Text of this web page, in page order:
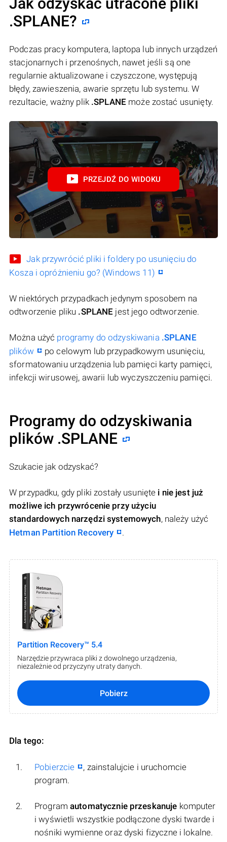
.SPLANE?
Podczas pracy komputera, laptopa lub innych urządzeń
stacjonarnych i przenośnych, nawet jeśli są one
regularnie aktualizowane i czyszczone, występują
błędy, zawieszenia, awarie sprzętu lub systemu. W
rezultacie, ważny plik .SPLANE może zostać usunięty.
PRZEJDŹ DO WIDOKU
Jak przywrócić pliki i foldery po usunięciu do
Kosza i opróżnieniu go? (Windows 11)
W niektórych przypadkach jedynym sposobem na
odtworzenie pliku .SPLANE jest jego odtworzenie.
Można użyć programy do odzyskiwania .SPLANE
plików
po celowym lub przypadkowym usunięciu,
sformatowaniu urządzenia lub pamięci karty pamięci,
infekcji wirusowej, awarii lub wyczyszczeniu pamięci.
Programy do odzyskiwania
plików .SPLANE
Szukacie jak odzyskać?
W przypadku, gdy pliki zostały usunięte i nie jest już
możliwe ich przywrócenie przy użyciu
standardowych narzędzi systemowych, należy użyć
Hetman Partition Recovery
.
Partition Recovery™ 5.4
Narzędzie przywraca pliki z dowolnego urządzenia,
niezależnie od przyczyny utraty danych.
Pobierz
Dla tego:
Pobierzcie
, zainstalujcie i uruchomcie
program.
Programautomatycznie przeskanuje komputer
i wyświetli wszystkie podłączone dyski twarde i
nośniki wymienne oraz dyski fizyczne i lokalne.